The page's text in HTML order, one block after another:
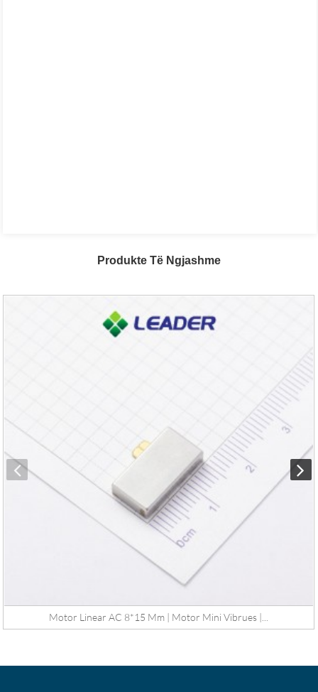
Produkte Të Ngjashme
Motor Linear AC 8*15 Mm | Motor Mini Vibrues |...